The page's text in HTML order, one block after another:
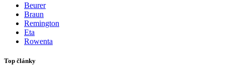
Beurer
Braun
Remington
Eta
Rowenta
Top články